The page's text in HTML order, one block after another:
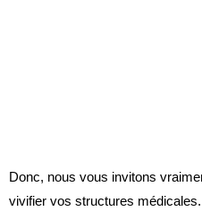
Donc, nous vous invitons
vivifier vos structures médicales.